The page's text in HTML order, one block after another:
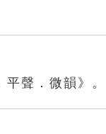
聲．微韻》。